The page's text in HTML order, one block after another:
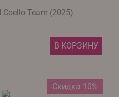
Team (2025)
В КОРЗИНУ
Скидка 10%